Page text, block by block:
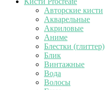
Авторские кисти
Акварельные
Акриловые
Аниме
Блестки (глиттер)
Блик
Винтажные
Вода
Волосы